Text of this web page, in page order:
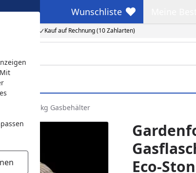
Kauf auf Rechnung (10 Zahlarten)
Wunschliste
Wunschliste
für 11 kg Gasbehälter
Eco-